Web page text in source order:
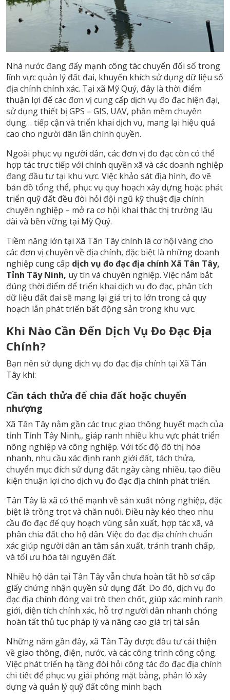
Nhà nước đang đẩy mạnh công tác chuyển đổi số trong
lĩnh vực quản lý đất đai, khuyến khích sử dụng dữ liệu số
địa chính chính xác. Tại xã Mỹ Quý, đây là thời điểm
thuận lợi để các đơn vị cung cấp dịch vụ đo đạc hiện đại,
sử dụng thiết bị GPS – GIS, UAV, phần mềm chuyên
dụng… tiếp cận và triển khai dịch vụ, mang lại hiệu quả
cao cho người dân lẫn chính quyền.
Ngoài phục vụ người dân, các đơn vị đo đạc còn có thể
hợp tác trực tiếp với chính quyền xã và các doanh nghiệp
đang đầu tư tại khu vực. Việc khảo sát địa hình, đo vẽ
bản đồ tổng thể, phục vụ quy hoạch xây dựng hoặc phát
triển quỹ đất đều đòi hỏi đội ngũ kỹ thuật địa chính
chuyên nghiệp – mở ra cơ hội khai thác thị trường lâu
dài và bền vững tại Mỹ Quý.
Tiềm năng lớn tại Xã Tân Tây chính là cơ hội vàng cho
các đơn vị chuyên về địa chính, đặc biệt là những doanh
nghiệp cung cấp dịch vụ đo đạc địa chính Xã Tân Tây,
Tỉnh Tây Ninh, uy tín và chuyên nghiệp. Việc nắm bắt
đúng thời điểm để triển khai dịch vụ đo đạc, phân tích
dữ liệu đất đai sẽ mang lại giá trị to lớn trong cả quy
hoạch lẫn phát triển bất động sản trong khu vực.
Khi Nào Cần Đến Dịch Vụ Đo Đạc Địa
Chính?
Bạn nên sử dụng dịch vụ đo đạc địa chính tại Xã Tân
Tây khi:
Cần tách thửa để chia đất hoặc chuyển
nhượng
Xã Tân Tây nằm gần các trục giao thông huyết mạch của
tỉnh Tỉnh Tây Ninh,, giáp ranh nhiều khu vực phát triển
nông nghiệp và công nghiệp. Với tốc độ đô thị hóa
nhanh, nhu cầu xác định ranh giới đất, tách thửa,
chuyển mục đích sử dụng đất ngày càng nhiều, tạo điều
kiện thuận lợi cho dịch vụ đo đạc địa chính phát triển.
Tân Tây là xã có thế mạnh về sản xuất nông nghiệp, đặc
biệt là trồng trọt và chăn nuôi. Điều này kéo theo nhu
cầu đo đạc để quy hoạch vùng sản xuất, hợp tác xã, và
phân chia đất cho hộ dân. Việc đo đạc địa chính chuẩn
xác giúp người dân an tâm sản xuất, tránh tranh chấp,
và tối ưu hóa tài nguyên đất.
Nhiều hộ dân tại Tân Tây vẫn chưa hoàn tất hồ sơ cấp
giấy chứng nhận quyền sử dụng đất. Do đó, dịch vụ đo
đạc địa chính đóng vai trò then chốt, giúp xác minh ranh
giới, diện tích chính xác, hỗ trợ người dân nhanh chóng
hoàn tất thủ tục pháp lý và nâng cao giá trị tài sản.
Những năm gần đây, xã Tân Tây được đầu tư cải thiện
về giao thông, điện, nước, và các công trình công cộng.
Việc phát triển hạ tầng đòi hỏi công tác đo đạc địa chính
chi tiết để phục vụ giải phóng mặt bằng, phân lô xây
dựng và quản lý quỹ đất công minh bạch.